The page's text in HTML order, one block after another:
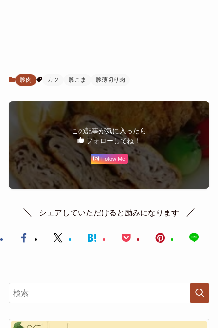
豚肉 カツ 豚こま 豚薄切り肉
この記事が気に入ったら
フォローしてね！
Follow Me
シェアしていただけると励みになります